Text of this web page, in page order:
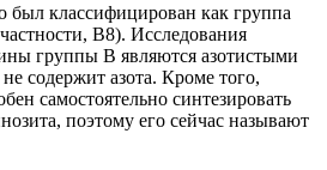
был классифицирован как группа
В8). Исследования
группы В являются азотистыми
содержит азота. Кроме того,
самостоятельно синтезировать
поэтому его сейчас называют